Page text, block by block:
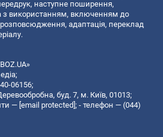
наступне поширення,
з використанням, включенням до
розповсюдження, адаптація, переклад
06156;
буд. 7, м. Київ, 01013;
— [email protected] ; - телефон — (044)